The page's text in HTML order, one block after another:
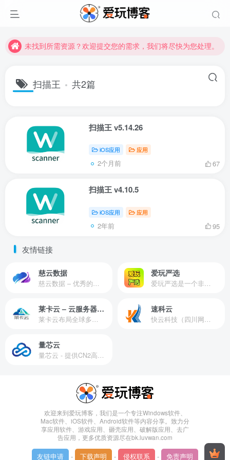
未找到所需资源？欢迎提交您的需求，我们将尽快为您处理。
未找到所需资源？欢迎提交您的需求，我们将尽快为您处理。
扫描王 共2篇
扫描王 v5.14.26
iOS应用 应用
2个月前 67
扫描王 v4.10.5
iOS应用 应用
2年前 95
友情链接
慈云数据 爱玩严选
莱卡云 – 云服务器提供商 速科云
量芯云
欢迎来到爱玩博客，我们是一个专注Windows软件、
Mac软件、iOS软件、Android软件等内容分享。致力分
享应用软件、游戏应用、砸壳应用、破解版应用、去广
告应用，更多优质资源尽在bk.luvwan.com
友链申请 - 下载声明 - 侵权联系 - 免责声明